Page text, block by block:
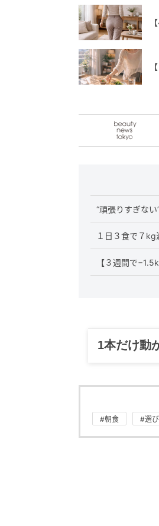
“頑張りすぎな
１日３食で７kg
【３週間で
グルメ、
#朝食 #選